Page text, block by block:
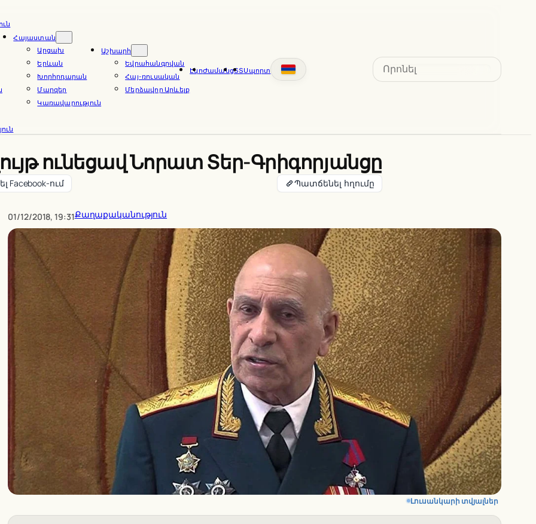
Հայաստան
Արցախ
Երևան
Խորհրդարան
Մարզեր
Կառավարություն
Աշխարհ
Եվրահանգրվան
Հայ-ռուսական
Մերձավոր Արևելք
ԷկոԺամանցՏՏՍպորտ
Search
ունեցավ Նորատ Տեր-Գրիգորյանցը
Facebook-ում Պատճենել հղումը
01/12/2018, 19:31Քաղաքականություն
Լուսանկարի տվյալներ